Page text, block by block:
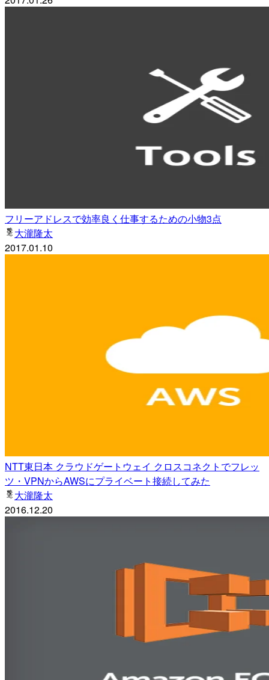
フリーアドレスで効率良く仕事するための小物3点
大瀧隆太
2017.01.10
NTT東日本 クラウドゲートウェイ クロスコネクトでフレッ
ツ・VPNからAWSにプライベート接続してみた
大瀧隆太
2016.12.20